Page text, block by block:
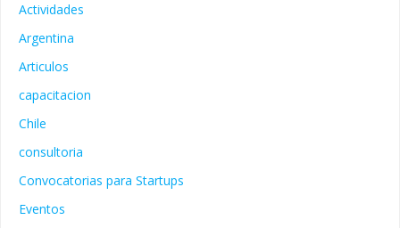
Actividades
Argentina
Articulos
capacitacion
Chile
consultoria
Convocatorias para Startups
Eventos